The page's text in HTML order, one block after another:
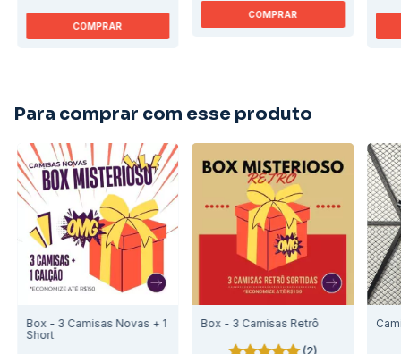
COMPRAR
COMPRAR
Para comprar com esse produto
Box - 3 Camisas Novas + 1
Short
Box - 3 Camisas Retrô
(2)